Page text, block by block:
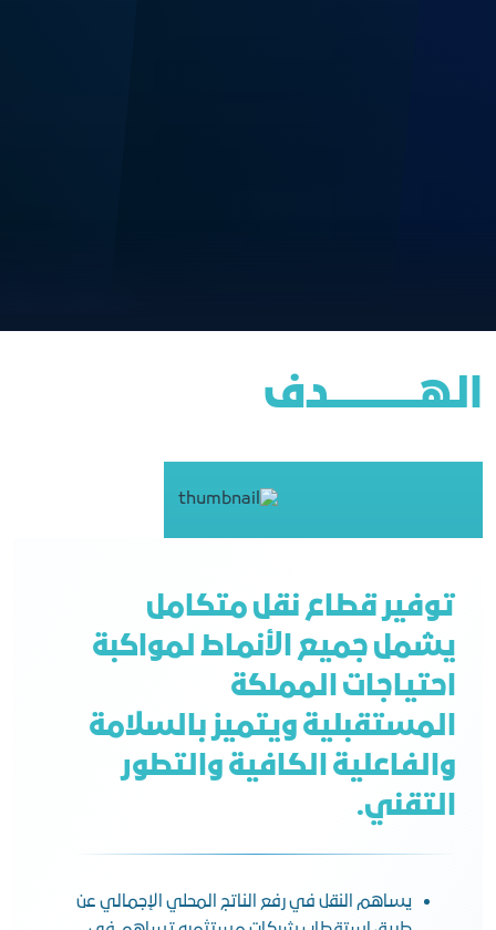
الهــــــــــــــــدف
توفير قطاع نقل متكامل
يشمل جميع الأنماط لمواكبة
احتياجات المملكة
المستقبلية ويتميز بالسلامة
والفاعلية الكافية والتطور
التقني.
يساهم النقل في رفع الناتج المحلي الإجمالي عن